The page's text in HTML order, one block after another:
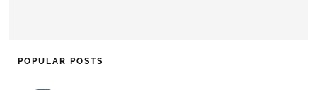
POPULAR POSTS